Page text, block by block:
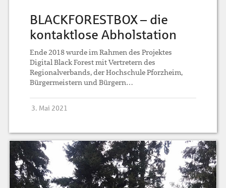
BLACKFORESTBOX – die
kontaktlose Abholstation
Ende 2018 wurde im Rahmen des Projektes
Digital Black Forest mit Vertretern des
Regionalverbands, der Hochschule Pforzheim,
Bürgermeistern und Bürgern…
3. Mai 2021